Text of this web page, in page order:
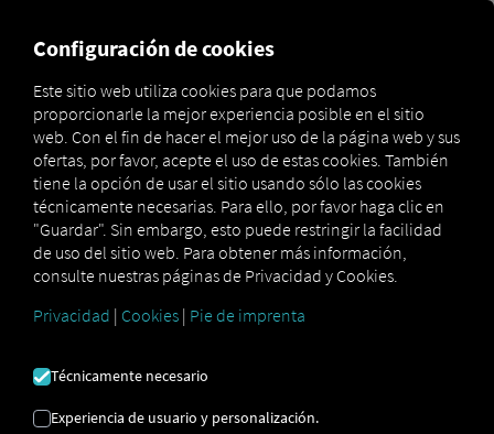
Marketplace
MAN
DigitalServices
MAN
Now
MAN
IdleShutdown
Regístrate y reserva ahora
IDLESHUTDOWN
Configuración de cookies
Este sitio web utiliza cookies para que podamos
proporcionarle la mejor experiencia posible en el sitio
web. Con el fin de hacer el mejor uso de la página web y sus
ofertas, por favor, acepte el uso de estas cookies. También
tiene la opción de usar el sitio usando sólo las cookies
técnicamente necesarias. Para ello, por favor haga clic en
"Guardar". Sin embargo, esto puede restringir la facilidad
de uso del sitio web. Para obtener más información,
consulte nuestras páginas de Privacidad y Cookies.
Privacidad | Cookies | Pie de imprenta
Técnicamente necesario
Experiencia de usuario y personalización.